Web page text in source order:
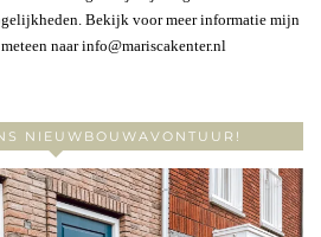
Bekijk voor meer informatie mijn
naar info@mariscakenter.nl
NIEUWBOUWAVONTUUR!